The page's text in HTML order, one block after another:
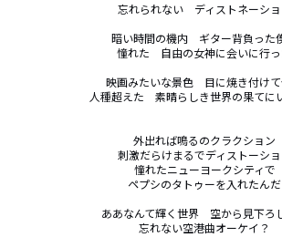
忘れられない　ディストネーシ
暗い時間の機内　ギター背負った
憧れた　自由の女神に会いに行
映画みたいな景色　目に焼き付け
人種超えた　素晴らしき世界の果てに
外出れば鳴るのクラクション
刺激だらけまるでディストーシ
憧れたニューヨークシティで
ペプシのタトゥーを入れたんだ
ああなんて輝く世界　空から見下ろ
忘れない空港曲オーケイ？